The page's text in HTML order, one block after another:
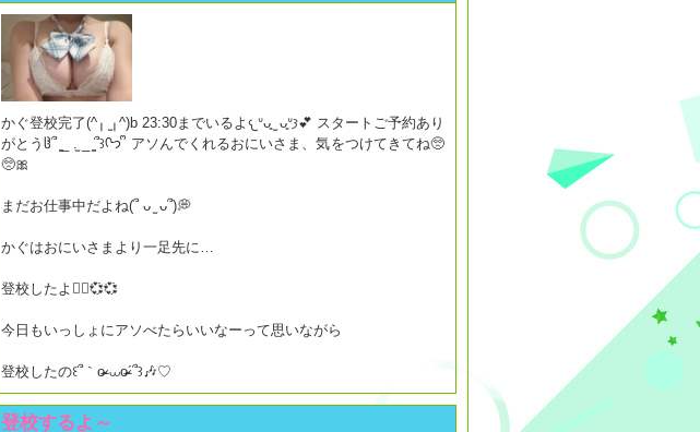
かぐ登校完了(^╷ ̫╷^)b 23:30までいるよ𐔌ᐡᴗ͈ ̫ ᴗ͈ᐡ𐦯💕 スタートご予約あり
がとうჱ̒՞ ̳_ .̫ _ ̳՞꒱ᢉ𐭩 ᩚ アソんでくれるおにいさま、気をつけてきてね🥺
🥺🎀
まだお仕事中だよね(՞ ᴗ ̫ ᴗ՞)💭
かぐはおにいさまより一足先に…
登校したよ🙂‍↕️💞💞
今日もいっしょにアソべたらいいなーって思いながら
登校したの꒰՞｀o̴̶̷ ⩊o̴̶̷´՞꒱🎶♡
登校するよ～